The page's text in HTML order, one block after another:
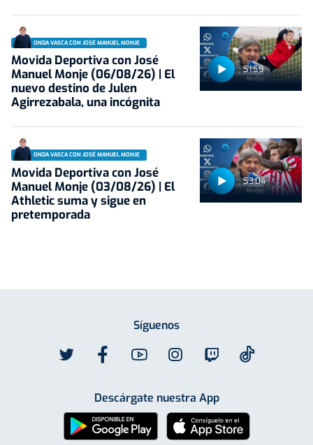
51:59
ONDA VASCA CON JOSÉ MANUEL MONJE
Movida Deportiva con José
Manuel Monje (06/08/26) | El
nuevo destino de Julen
Agirrezabala, una incógnita
53:04
ONDA VASCA CON JOSÉ MANUEL MONJE
Movida Deportiva con José
Manuel Monje (03/08/26) | El
Athletic suma y sigue en
pretemporada
Síguenos
Descárgate nuestra App